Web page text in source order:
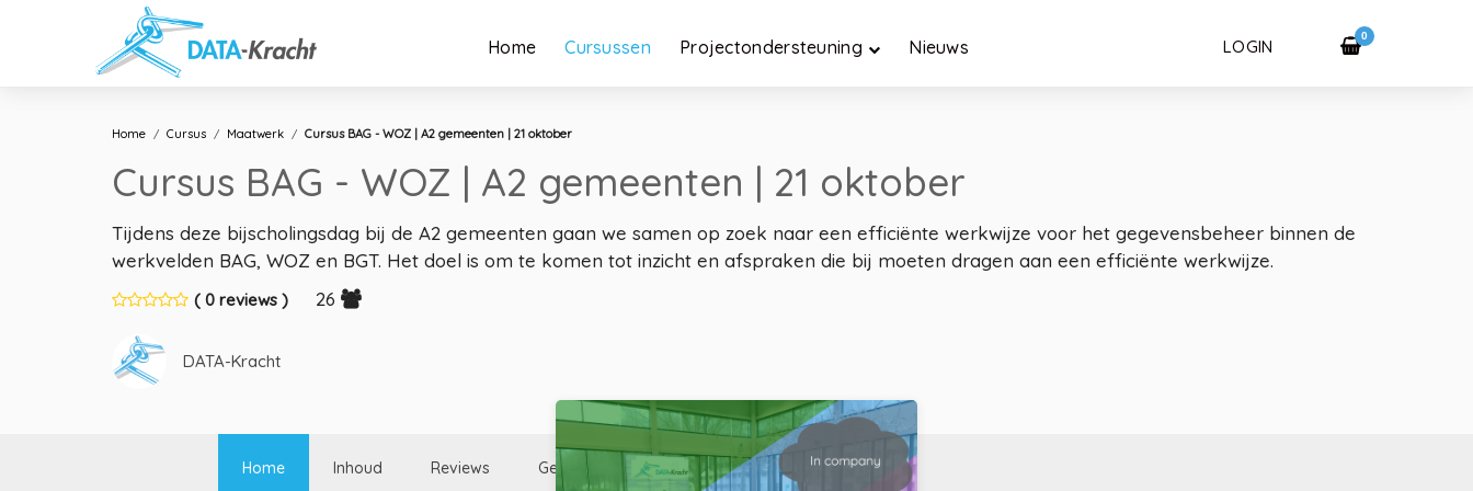
Home Cursussen Projectondersteuning Nieuws LOGIN
0
Home Cursus Maatwerk Cursus BAG - WOZ | A2 gemeenten | 21 oktober
Cursus BAG - WOZ | A2 gemeenten | 21 oktober
Tijdens deze bijscholingsdag bij de A2 gemeenten gaan we samen op zoek naar een efficiënte werkwijze voor het gegevensbeheer binnen de
werkvelden BAG, WOZ en BGT. Het doel is om te komen tot inzicht en afspraken die bij moeten dragen aan een efficiënte werkwijze.
( 0 reviews ) 26
DATA-Kracht
Home Inhoud Reviews Gerelateerd